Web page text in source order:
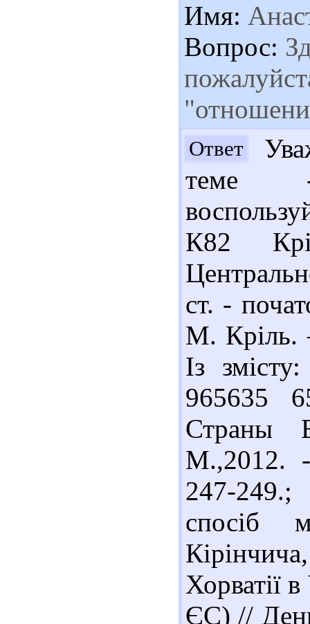
Имя:
Вопрос:
Ответ
теме -
К82
ст. -
М. Кріль.
Із
965635
Страны
М.,2012.
247-
спосіб
Хорватії
ЄС) //